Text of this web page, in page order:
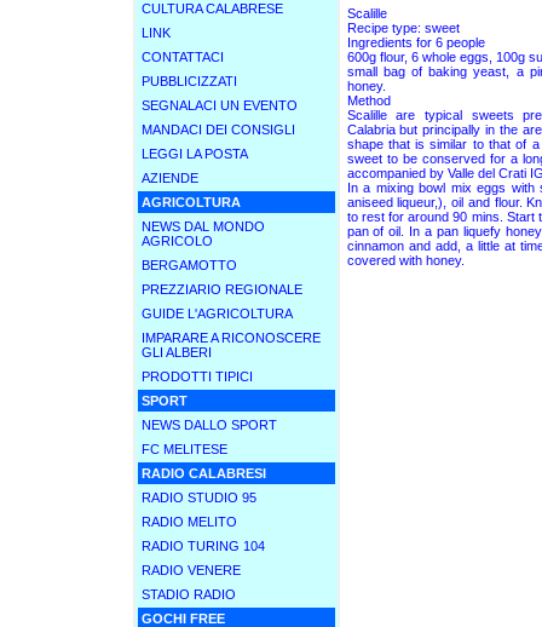
CULTURA CALABRESE
LINK
CONTATTACI
PUBBLICIZZATI
SEGNALACI UN EVENTO
MANDACI DEI CONSIGLI
LEGGI LA POSTA
AZIENDE
AGRICOLTURA
NEWS DAL MONDO
AGRICOLO
BERGAMOTTO
PREZZIARIO REGIONALE
GUIDE L'AGRICOLTURA
IMPARARE A RICONOSCERE
GLI ALBERI
PRODOTTI TIPICI
SPORT
NEWS DALLO SPORT
FC MELITESE
RADIO CALABRESI
RADIO STUDIO 95
RADIO MELITO
RADIO TURING 104
RADIO VENERE
STADIO RADIO
GOCHI FREE
Scalille
Recipe type: sweet
Ingredients for 6 people
600g flour, 6 whole eggs, 100g
small bag of baking yeast, a
honey.
Method
Scalille are typical sweets
Calabria but principally in the
shape that is similar to that of
sweet to be conserved for a
accompanied by Valle del Crati
In a mixing bowl mix eggs with
aniseed liqueur,), oil and flour.
to rest for around 90 mins. Start
pan of oil. In a pan liquefy
cinnamon and add, a little at
covered with honey.